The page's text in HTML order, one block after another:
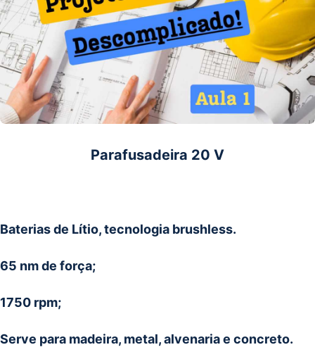
Parafusadeira 20 V
Baterias de Lítio, tecnologia brushless.
65 nm de força;
1750 rpm;
Serve para madeira, metal, alvenaria e concreto.